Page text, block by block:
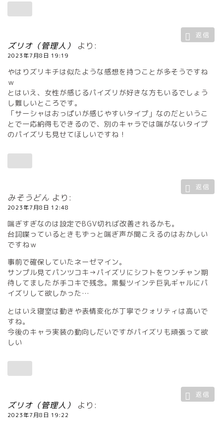
返信
ズリオ（管理人） より:
2023年7月8日 19:19
やはりズリキチは似たような感想を持つことが多そうですね
ｗ
とはいえ、女性が感じるパイズリが好きな方もいるでしょう
し難しいところです。
「サーシャはおっぱいが感じやすいタイプ」なのだというこ
とで一応納得もできるので、別のキャラでは喘がないタイプ
のパイズリも見せてほしいですね！
返信
みそうどん より:
2023年7月8日 12:48
喘ぎすぎなのは設定でBGV切れば改善されるかも。
台詞喋っているときもずっと喘ぎ声が聞こえるのはおかしい
ですねｗ
事前で確保していたネーゼマイン。
サンプル見てパンツコキ→パイズリにシフトをワンチャン期
待してましたが手コキで残念。黒髪ツインテ巨乳ギャルにパ
イズリして欲しかった…
とはいえ寝室は動きや表情変化が丁寧でクォリティは高いで
すね。
今後のキャラ実装の動向しだいですがパイズリも頑張って欲
しい
返信
ズリオ（管理人） より:
2023年7月8日 19:22